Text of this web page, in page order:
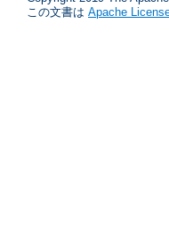
この文書は Apache